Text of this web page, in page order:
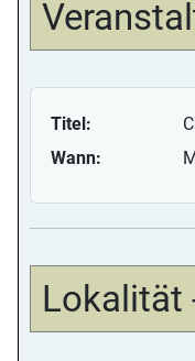
Titel:
Wann:
Lokalität